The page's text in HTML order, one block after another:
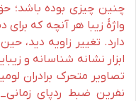
چنین چیزی بوده باشد؛
واژۀ زیبا هر آنچه که
دارد. تغییر زاویه دید،
ابزار نشانه شناسانه و
تصاویر متحرک برادران
نفرین ضبط ردپای